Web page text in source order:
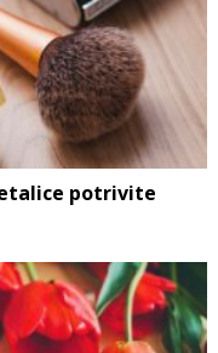
potrivite